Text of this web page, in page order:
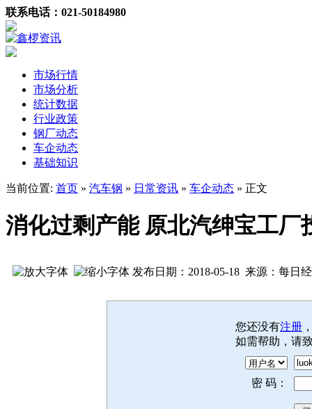
联系电话：021-50184980
市场行情
市场分析
统计数据
行业政策
钢厂动态
车企动态
基础知识
当前位置: 首页 » 汽车钢 » 日常资讯 » 车企动态 » 正文
消化过剩产能 原北汽绅宝工厂
发布日期：2018-05-18 来源：每日
您还没有注册
如需帮助，请
密 码：